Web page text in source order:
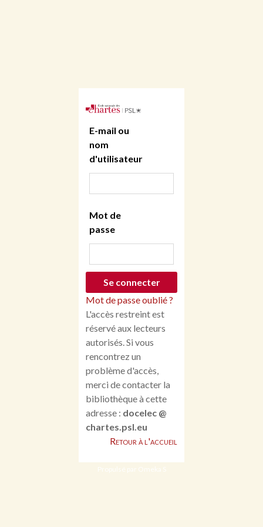
E-mail ou
nom
d'utilisateur
Mot de
passe
Mot de passe oublié ?
L'accès restreint est
réservé aux lecteurs
autorisés. Si vous
rencontrez un
problème d'accès,
merci de contacter la
bibliothèque à cette
adresse : docelec @
chartes.psl.eu
Retour à l'accueil
Propulsé par Omeka S